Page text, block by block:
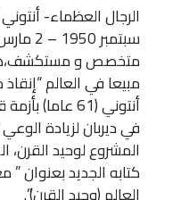
متخصص و مستكشف،هو
مبيعا في العالم
أنتوني (61
في ديربان لزيادة
المشروع لوحيد
كتابه الجديد بعنوان